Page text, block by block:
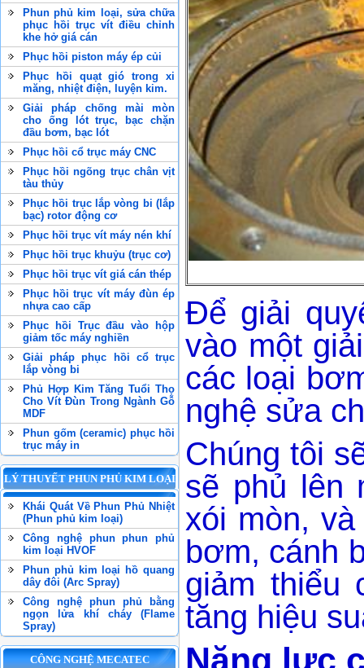
Phun phủ kim loại, sửa chữa
phục hồi trục vít điều chỉnh
khe hở giá cán
Phục hồi piston máy ép củi
Phục hồi quạt gió trong xi
măng, nhiệt điện, luyện kim.
Giải pháp chống mài mòn
cho ống lót trục, bạc chặn
đầu bơm, bạc lót
Phục hồi cổ trục máy CNC
Phục hồi ngõng trục chân vịt
tàu thủy
Phục hồi trục lắp vòng bi (lắp
bạc) rotor động cơ
Phục hồi trục vít máy nén khí
Phục hồi trục khuỷu (trục cơ)
Phục hồi trục vít giá cán thép
Phục hồi trục vít máy đùn ép
nhựa cao cấp
Phục hồi Trục đầu vào hộp
giảm tốc máy nghiền
Giải pháp phục hồi cổ trục
lắp vòng bi
Phủ Hợp Kim Tăng Tuổi Thọ
Cho Vít Đùn Trong Ngành Gỗ
MDF
Phun gốm (ceramic) phục hồi
trục máy in
LÝ THUYẾT PHUN PHỦ KIM LOẠI
Khái Quát Về Phun Phủ Nhiệt
(Phun phủ kim loại)
Công nghệ phun phun phủ
kim loại HVOF
Phun phủ kim loại hồ quang
dây đôi (Arc Spray)
Công nghệ phun phủ bằng
ngọn lửa khí cháy (Flame
Spray)
CÔNG NGHỆ MECATEC
Để giải
vào một
các loại
nghệ sửa
Chúng tôi
sẽ phủ lên
xói mòn,
bơm, cánh
giảm thiểu
tăng hiệu
Năng lực